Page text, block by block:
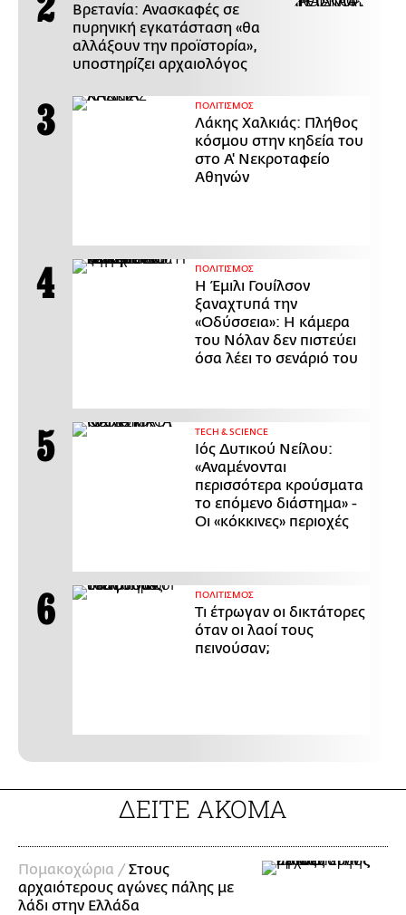
Βρετανία: Ανασκαφές σε
πυρηνική εγκατάσταση «θα
αλλάξουν την προϊστορία»,
υποστηρίζει αρχαιολόγος
ΠΟΛΙΤΙΣΜΟΣ
Λάκης Χαλκιάς: Πλήθος
κόσμου στην κηδεία του
στο Α' Νεκροταφείο
Αθηνών
ΠΟΛΙΤΙΣΜΟΣ
Η Έμιλι Γουίλσον
ξαναχτυπά την
«Οδύσσεια»: Η κάμερα
του Νόλαν δεν πιστεύει
όσα λέει το σενάριό του
ΤECH & SCIENCE
Ιός Δυτικού Νείλου:
«Αναμένονται
περισσότερα κρούσματα
το επόμενο διάστημα» -
Οι «κόκκινες» περιοχές
ΠΟΛΙΤΙΣΜΟΣ
Τι έτρωγαν οι δικτάτορες
όταν οι λαοί τους
πεινούσαν;
ΔΕΙΤΕ ΑΚΟΜΑ
Πομακοχώρια /Στους
αρχαιότερους αγώνες πάλης με
λάδι στην Ελλάδα